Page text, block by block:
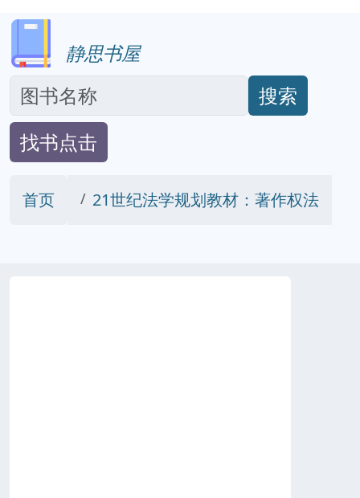
静思书屋
搜索
找书点击
首页 21世纪法学规划教材：著作权法